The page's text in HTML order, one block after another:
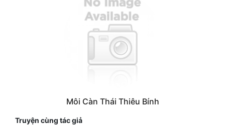
Môi Càn Thái Thiêu Bính
Truyện cùng tác giả